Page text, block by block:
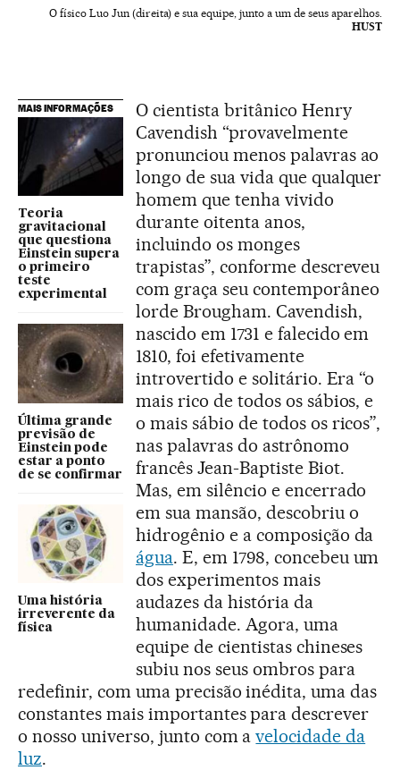
O físico Luo Jun (direita) e sua equipe, junto a um de seus aparelhos.
HUST
MAIS INFORMAÇÕES
Teoria
gravitacional
que questiona
Einstein supera
o primeiro
teste
experimental
Última grande
previsão de
Einstein pode
estar a ponto
de se confirmar
Uma história
irreverente da
física
O cientista britânico Henry
Cavendish “provavelmente
pronunciou menos palavras ao
longo de sua vida que qualquer
homem que tenha vivido
durante oitenta anos,
incluindo os monges
trapistas”, conforme descreveu
com graça seu contemporâneo
lorde Brougham. Cavendish,
nascido em 1731 e falecido em
1810, foi efetivamente
introvertido e solitário. Era “o
mais rico de todos os sábios, e
o mais sábio de todos os ricos”,
nas palavras do astrônomo
francês Jean-Baptiste Biot.
Mas, em silêncio e encerrado
em sua mansão, descobriu o
hidrogênio e a composição da
água. E, em 1798, concebeu um
dos experimentos mais
audazes da história da
humanidade. Agora, uma
equipe de cientistas chineses
subiu nos seus ombros para
redefinir, com uma precisão inédita, uma das
constantes mais importantes para descrever
o nosso universo, junto com avelocidade da
luz.